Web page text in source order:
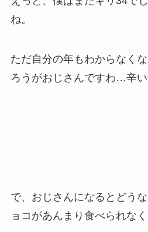
ね。
ただ自分の年もわからなく
ろうがおじさんですわ…辛
で、おじさんになるとどう
ョコがあんまり食べられなく